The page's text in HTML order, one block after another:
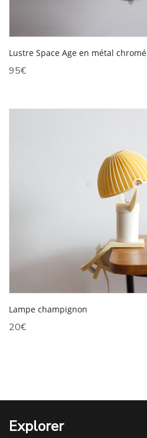
Lustre Space Age en métal chromé
95€
Lampe champignon
20€
Explorer